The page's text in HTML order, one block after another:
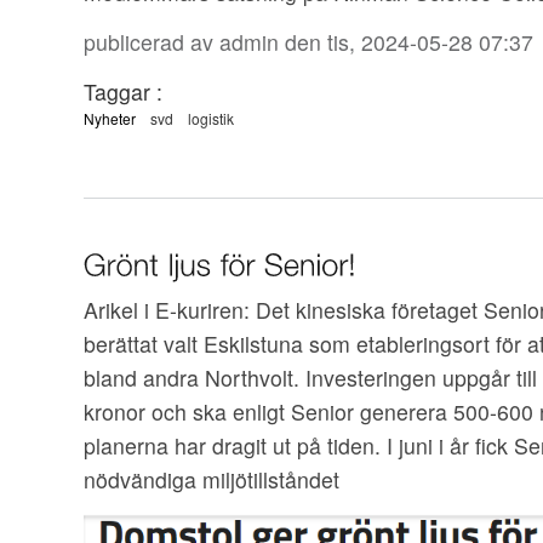
publicerad av admin den tis, 2024-05-28 07:37
Taggar :
Nyheter svd logistik
Arikel i E-kuriren: Det kinesiska företaget
berättat valt Eskilstuna som etableringsort för
bland andra Northvolt. Investeringen uppgår
kronor och ska enligt Senior generera 500-
planerna har dragit ut på tiden. I juni i år fick
nödvändiga miljötillståndet